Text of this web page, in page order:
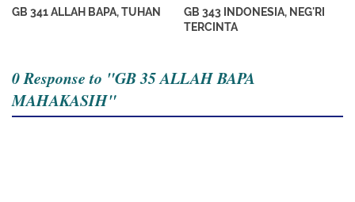
GB 341 ALLAH BAPA, TUHAN
GB 343 INDONESIA, NEG'RI
TERCINTA
0 Response to "GB 35 ALLAH BAPA
MAHAKASIH"